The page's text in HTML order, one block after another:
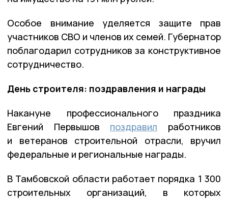
Особое внимание уделяется защите прав
участников СВО и членов их семей. Губернатор
поблагодарил сотрудников за конструктивное
сотрудничество.
День строителя: поздравления и награды
Накануне профессионального праздника
Евгений Первышов поздравил работников
и ветеранов строительной отрасли, вручил
федеральные и региональные награды.
В Тамбовской области работает порядка 1 300
строительных организаций, в которых